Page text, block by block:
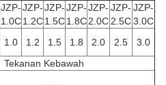
JZP-
1.0C
JZP-
1.2C
JZP-
1.5C
JZP-
1.8C
JZP-
2.0C
JZP-
2.5C
JZP-
3.0C
1.0 1.2 1.5 1.8 2.0 2.5
3.0
Tekanan Kebawah